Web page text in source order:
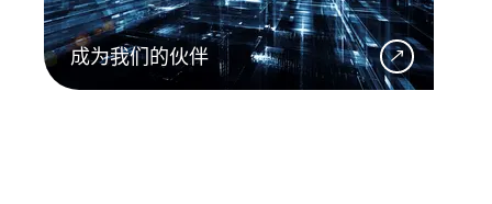
成为我们的伙伴